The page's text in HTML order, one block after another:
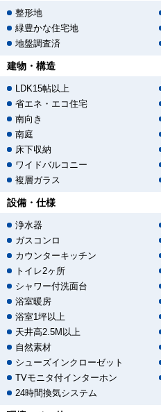
整形地
緑豊かな住宅地
地盤調査済
建物・構造
LDK15帖以上
省エネ・エコ住宅
南向き
南庭
床下収納
ワイドバルコニー
複層ガラス
設備・仕様
浄水器
ガスコンロ
カウンターキッチン
トイレ2ヶ所
シャワー付洗面台
浴室暖房
浴室1坪以上
天井高2.5M以上
自然素材
シューズインクローゼット
TVモニタ付インターホン
24時間換気システム